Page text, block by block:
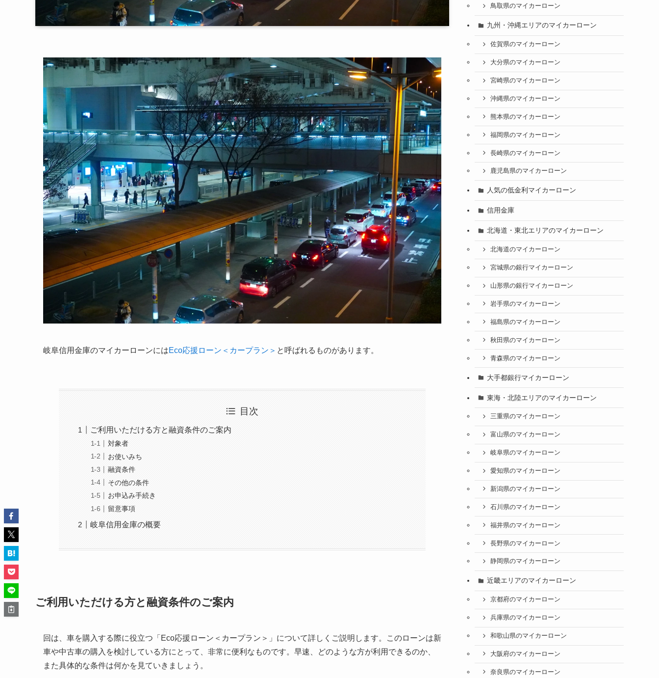
岐阜信用金庫のマイカーローンにはEco応援ローン＜カープラン＞ と呼ばれるものがあります。
目次
ご利用いただける方と融資条件のご案内
対象者
お使いみち
融資条件
その他の条件
お申込み手続き
留意事項
岐阜信用金庫の概要
ご利用いただける方と融資条件のご案内
回は、車を購入する際に役立つ「Eco応援ローン＜カープラン＞」について詳しくご説明します。このローンは新
車や中古車の購入を検討している方にとって、非常に便利なものです。早速、どのような方が利用できるのか、
また具体的な条件は何かを見ていきましょう。
鳥取県のマイカーローン
九州・沖縄エリアのマイカーローン
佐賀県のマイカーローン
大分県のマイカーローン
宮崎県のマイカーローン
沖縄県のマイカーローン
熊本県のマイカーローン
福岡県のマイカーローン
長崎県のマイカーローン
鹿児島県のマイカーローン
人気の低金利マイカーローン
信用金庫
北海道・東北エリアのマイカーローン
北海道のマイカーローン
宮城県の銀行マイカーローン
山形県の銀行マイカーローン
岩手県のマイカーローン
福島県のマイカーローン
秋田県のマイカーローン
青森県のマイカーローン
大手都銀行マイカーローン
東海・北陸エリアのマイカーローン
三重県のマイカーローン
富山県のマイカーローン
岐阜県のマイカーローン
愛知県のマイカーローン
新潟県のマイカーローン
石川県のマイカーローン
福井県のマイカーローン
長野県のマイカーローン
静岡県のマイカーローン
近畿エリアのマイカーローン
京都府のマイカーローン
兵庫県のマイカーローン
和歌山県のマイカーローン
大阪府のマイカーローン
奈良県のマイカーローン